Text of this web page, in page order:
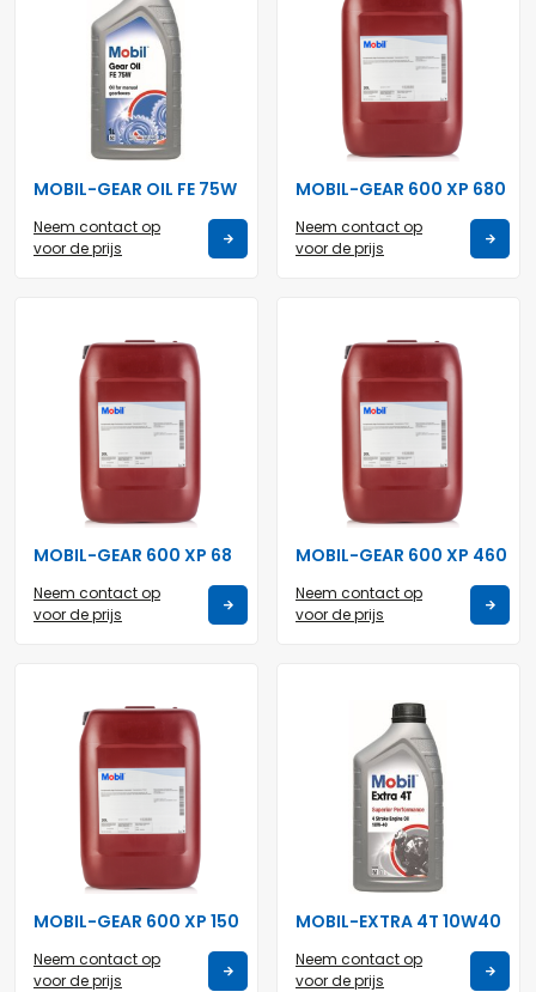
MOBIL-GEAR OIL FE 75W
Neem contact op
voor de prijs
MOBIL-GEAR 600 XP 680
Neem contact op
voor de prijs
MOBIL-GEAR 600 XP 68
Neem contact op
voor de prijs
MOBIL-GEAR 600 XP 460
Neem contact op
voor de prijs
MOBIL-GEAR 600 XP 150
Neem contact op
voor de prijs
MOBIL-EXTRA 4T 10W40
Neem contact op
voor de prijs